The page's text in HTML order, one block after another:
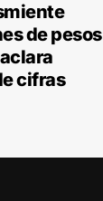
de pesos
cifras